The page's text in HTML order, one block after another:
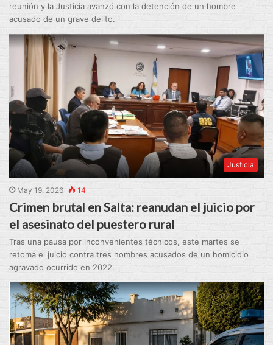
reunión y la Justicia avanzó con la detención de un hombre
acusado de un grave delito.
Justicia
May 19, 2026 14
Crimen brutal en Salta: reanudan el juicio por
el asesinato del puestero rural
Tras una pausa por inconvenientes técnicos, este martes se
retoma el juicio contra tres hombres acusados de un homicidio
agravado ocurrido en 2022.